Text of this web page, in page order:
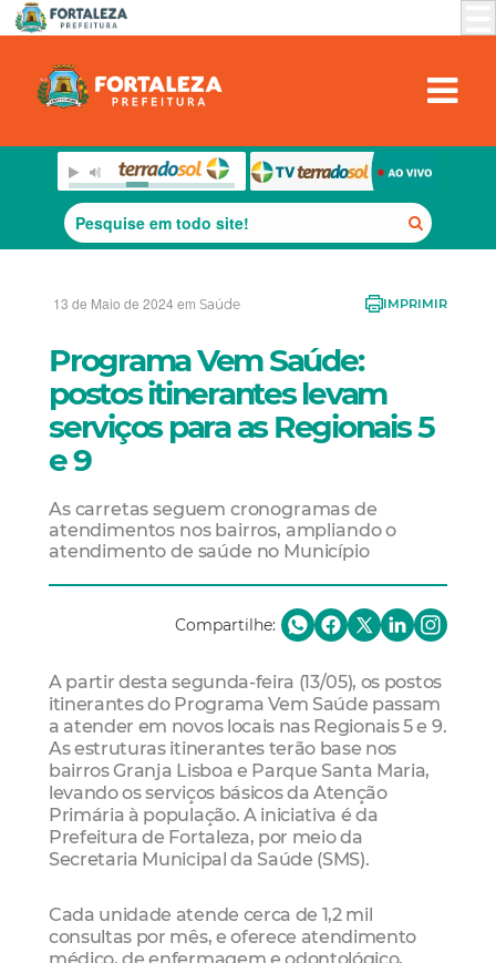
13 de Maio de 2024 em Saúde IMPRIMIR
Programa Vem Saúde:
postos itinerantes levam
serviços para as Regionais 5
e 9
As carretas seguem cronogramas de
atendimentos nos bairros, ampliando o
atendimento de saúde no Município
Compartilhe:
A partir desta segunda-feira (13/05), os postos
itinerantes do Programa Vem Saúde passam
a atender em novos locais nas Regionais 5 e 9.
As estruturas itinerantes terão base nos
bairros Granja Lisboa e Parque Santa Maria,
levando os serviços básicos da Atenção
Primária à população. A iniciativa é da
Prefeitura de Fortaleza, por meio da
Secretaria Municipal da Saúde (SMS).
Cada unidade atende cerca de 1,2 mil
consultas por mês, e oferece atendimento
médico, de enfermagem e odontológico,